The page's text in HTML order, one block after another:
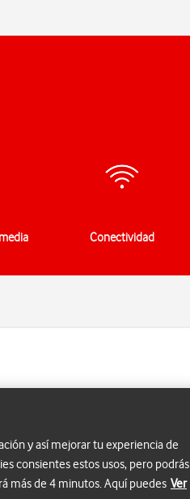
Conectividad
y así mejorar tu experiencia de
consientes estos usos, pero podrás
más de 4 minutos. Aquí puedes Ver